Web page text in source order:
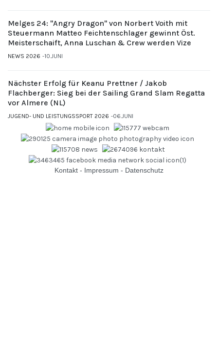
Melges 24: "Angry Dragon" von Norbert Voith mit
Steuermann Matteo Feichtenschlager gewinnt Öst.
Meisterschaift, Anna Luschan & Crew werden Vize
NEWS 2026 10.JUNI
Nächster Erfolg für Keanu Prettner / Jakob
Flachberger: Sieg bei der Sailing Grand Slam Regatta
vor Almere (NL)
JUGEND- UND LEISTUNGSSPORT 2026 06.JUNI
Kontakt - Impressum - Datenschutz